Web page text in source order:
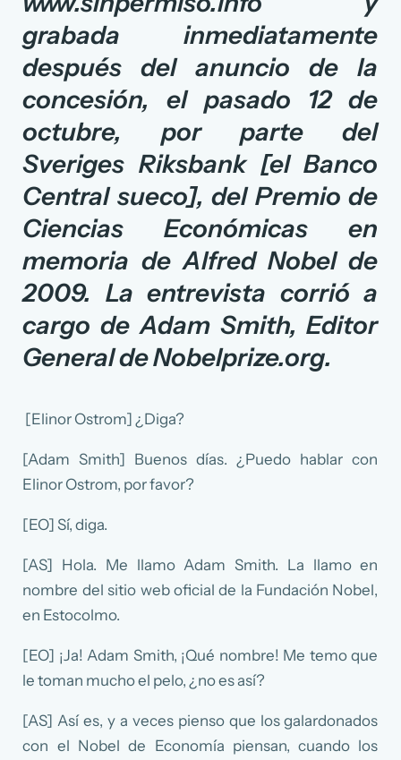
grabada inmediatamente
después del anuncio de la
concesión, el pasado 12 de
octubre, por parte del
Sveriges Riksbank [el Banco
Central sueco], del Premio de
Ciencias Económicas en
memoria de Alfred Nobel de
2009. La entrevista corrió a
cargo de Adam Smith, Editor
General de Nobelprize.org.
[Elinor Ostrom] ¿Diga?
[Adam Smith] Buenos días. ¿Puedo hablar con
Elinor Ostrom, por favor?
[EO] Sí, diga.
[AS] Hola. Me llamo Adam Smith. La llamo en
nombre del sitio web oficial de la Fundación Nobel,
en Estocolmo.
[EO] ¡Ja! Adam Smith, ¡Qué nombre! Me temo que
le toman mucho el pelo, ¿no es así?
[AS] Así es, y a veces pienso que los galardonados
con el Nobel de Economía piensan, cuando los